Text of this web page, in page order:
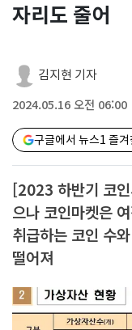
자리도 줄어
김지현 기자
2024.05.16 오전 06:00
구글에서 뉴스1 즐겨
[2023 하반기 코
으나 코인마켓은
취급하는 코인 수
떨어져